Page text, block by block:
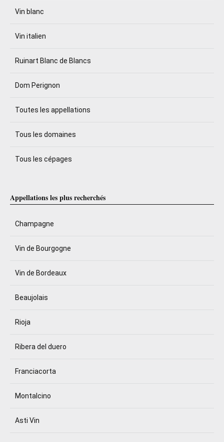
Vin blanc
Vin italien
Ruinart Blanc de Blancs
Dom Perignon
Toutes les appellations
Tous les domaines
Tous les cépages
Appellations les plus recherchés
Champagne
Vin de Bourgogne
Vin de Bordeaux
Beaujolais
Rioja
Ribera del duero
Franciacorta
Montalcino
Asti Vin